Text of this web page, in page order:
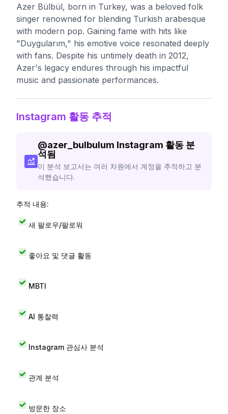
Azer Bülbül, born in Turkey, was a beloved folk
singer renowned for blending Turkish arabesque
with modern pop. Gaining fame with hits like
"Duygularım," his emotive voice resonated deeply
with fans. Despite his untimely death in 2012,
Azer's legacy endures through his impactful
music and passionate performances.
Instagram 활동 추적
@azer_bulbulum Instagram 활동 분
석됨
이 분석 보고서는 여러 차원에서 계정을 추적하고 분
석했습니다.
추적 내용:
새 팔로우/팔로워
좋아요 및 댓글 활동
MBTI
AI 통찰력
Instagram 관심사 분석
관계 분석
방문한 장소